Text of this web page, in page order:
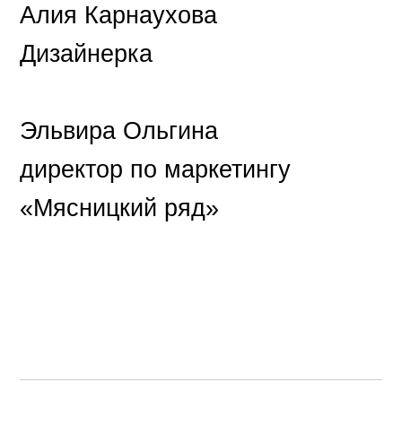
Алия Карнаухова
Дизайнерка
Эльвира Ольгина
директор по маркетингу
«Мясницкий ряд»